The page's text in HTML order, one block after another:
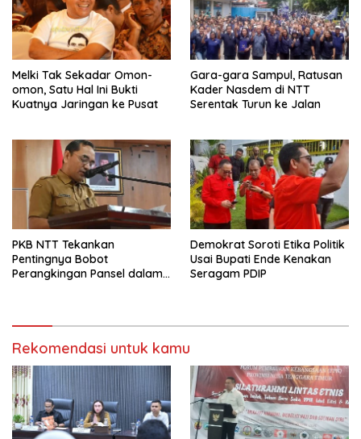
Melki Tak Sekadar Omon-
omon, Satu Hal Ini Bukti
Kuatnya Jaringan ke Pusat
Gara-gara Sampul, Ratusan
Kader Nasdem di NTT
Serentak Turun ke Jalan
PKB NTT Tekankan
Pentingnya Bobot
Perangkingan Pansel dalam
Demokrat Soroti Etika Politik
Usai Bupati Ende Kenakan
Seragam PDIP
Rekomendasi untuk kamu